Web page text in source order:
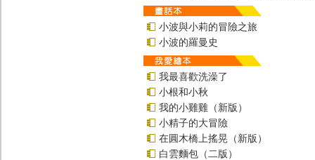
小波與小莉的冒險之旅
小波的羅曼史
我最喜歡洗澡了
小根和小秋
我的小雞雞（新版）
小精子的大冒險
在圓木橋上搖晃（新版）
白雲麵包（二版）